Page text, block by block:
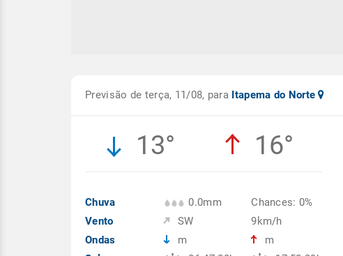
Previsão de terça, 11/08, para Itapema do Norte
13° 16°
Chuva
Vento
Ondas
0.0mm
SW
m
Chances: 0%
9km/h
m